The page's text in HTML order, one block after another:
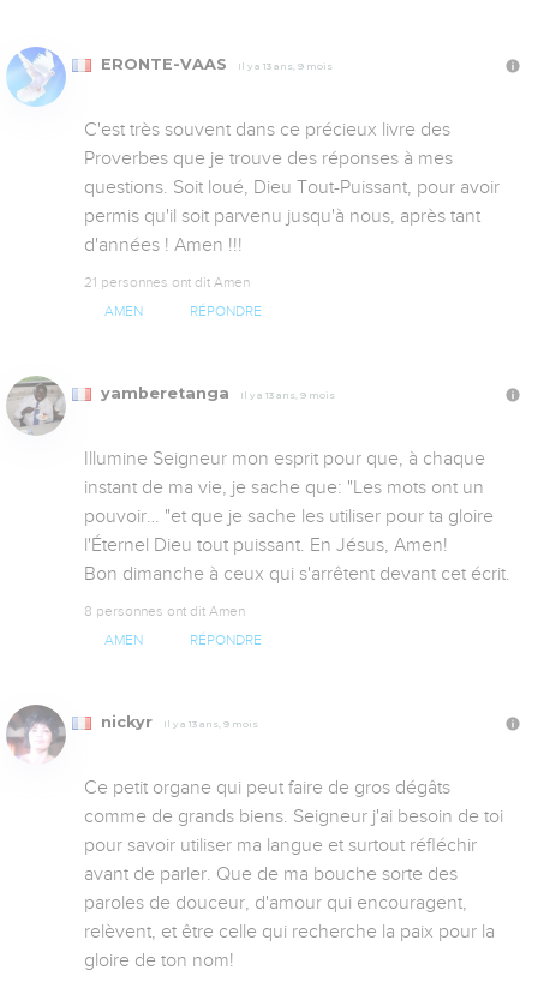
ERONTE-VAAS Il y a 13 ans, 9 mois
C'est très souvent dans ce précieux livre des
Proverbes que je trouve des réponses à mes
questions. Soit loué, Dieu Tout-Puissant, pour avoir
permis qu'il soit parvenu jusqu'à nous, après tant
d'années ! Amen !!!
21 personnes ont dit Amen
AMEN RÉPONDRE
yamberetanga Il y a 13 ans, 9 mois
Illumine Seigneur mon esprit pour que, à chaque
instant de ma vie, je sache que: "Les mots ont un
pouvoir… "et que je sache les utiliser pour ta gloire
l'Éternel Dieu tout puissant. En Jésus, Amen!
Bon dimanche à ceux qui s'arrêtent devant cet écrit.
8 personnes ont dit Amen
AMEN RÉPONDRE
nickyr Il y a 13 ans, 9 mois
Ce petit organe qui peut faire de gros dégâts
comme de grands biens. Seigneur j'ai besoin de toi
pour savoir utiliser ma langue et surtout réfléchir
avant de parler. Que de ma bouche sorte des
paroles de douceur, d'amour qui encouragent,
relèvent, et être celle qui recherche la paix pour la
gloire de ton nom!